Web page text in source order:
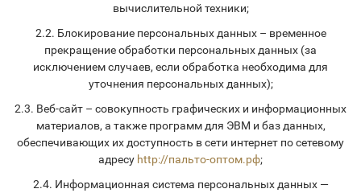
вычислительной техники;
2.2. Блокирование персональных данных – временное
прекращение обработки персональных данных (за
исключением случаев, если обработка необходима для
уточнения персональных данных);
2.3. Веб-сайт – совокупность графических и информационных
материалов, а также программ для ЭВМ и баз данных,
обеспечивающих их доступность в сети интернет по сетевому
адресу http://пальто-оптом.рф;
2.4. Информационная система персональных данных —